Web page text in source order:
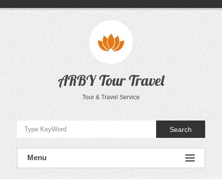
ARBY Tour Travel
Tour & Travel Service
Search
Menu